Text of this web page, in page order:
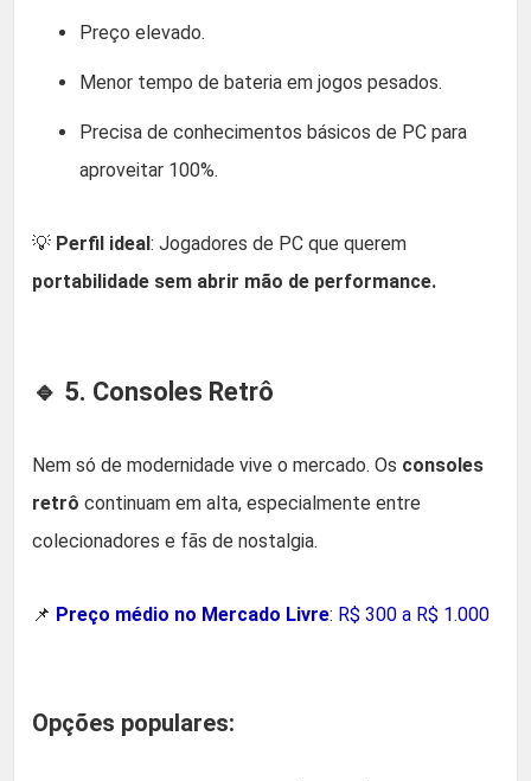
Preço elevado.
Menor tempo de bateria em jogos pesados.
Precisa de conhecimentos básicos de PC para
aproveitar 100%.
💡 Perfil ideal: Jogadores de PC que querem
portabilidade sem abrir mão de performance.
🔹 5. Consoles Retrô
Nem só de modernidade vive o mercado. Os consoles
retrô continuam em alta, especialmente entre
colecionadores e fãs de nostalgia.
📌 Preço médio no Mercado Livre: R$ 300 a R$ 1.000
Opções populares: